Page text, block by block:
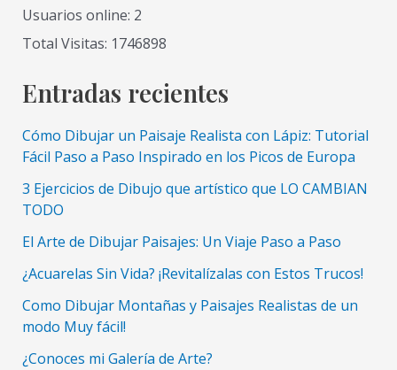
un
de
Facil
a
Paso
Usuarios online: 2
Total Visitas: 1746898
Entradas recientes
Cómo Dibujar un Paisaje Realista con Lápiz: Tutorial
Fácil Paso a Paso Inspirado en los Picos de Europa
3 Ejercicios de Dibujo que artístico que LO CAMBIAN
TODO
El Arte de Dibujar Paisajes: Un Viaje Paso a Paso
¿Acuarelas Sin Vida? ¡Revitalízalas con Estos Trucos!
Como Dibujar Montañas y Paisajes Realistas de un
modo Muy fácil!
¿Conoces mi Galería de Arte?